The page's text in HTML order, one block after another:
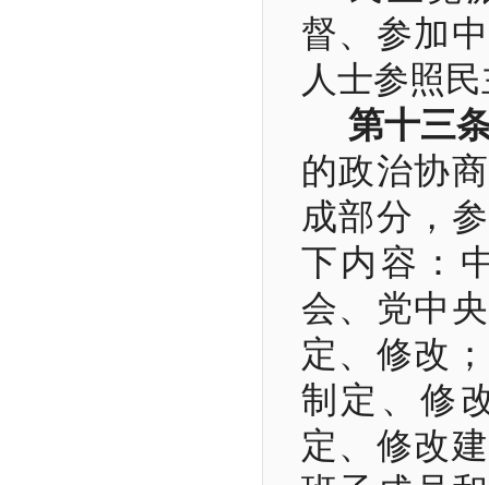
督、参加
人士参照
第十三
的政治协
成部分，
下内容：
会、党中
定、修改
制定、修
定、修改